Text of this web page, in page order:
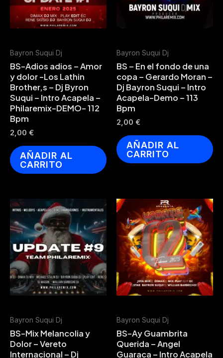
Bayron Suqui Dj
BS-Adios adios – Amor
y dolor -Los Lathin
Brother,s – Dj Byron
Suqui – Intro Acapela –
Philaremix-DEMO- 112
Bpm
2,00 €
AÑADIR AL
CARRITO
Bayron Suqui Dj
BS – En el fondo de una
copa – Gerardo Moran –
Dj Bayron Suqui – Intro
Acapela-Demo – 113
Bpm
2,00 €
AÑADIR AL
CARRITO
Bayron Suqui Dj
BS-Mix Melancolia y
Dolor – Vereto
Internacional – Dj
Bayron Suqui Dj
BS-Ay Guambrita
Querida – Angel
Guaraca – Intro Acapela